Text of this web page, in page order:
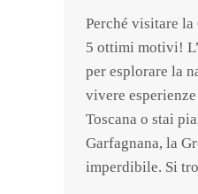
Perché visitare la
5 ottimi motivi!
per esplorare la
vivere
Toscana o stai
Garfagnana, la
imperdibile. Si